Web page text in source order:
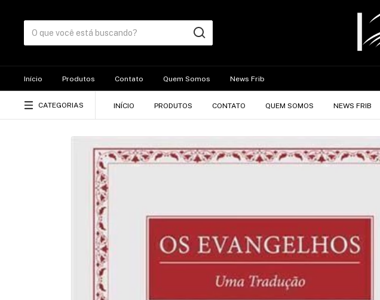
Início Produtos Contato Quem Somos News Frib
CATEGORIAS INÍCIO PRODUTOS CONTATO QUEM SOMOS NEWS FRIB